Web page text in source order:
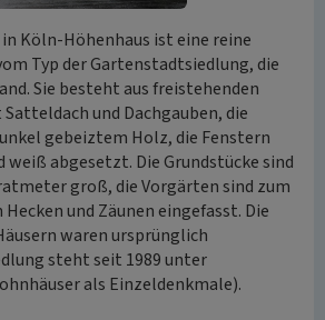
Köln-Höhenhaus ist eine reine
Typ der Gartenstadtsiedlung, die
Sie besteht aus freistehenden
und Dachgauben, die
gebeiztem Holz, die Fenstern
weiß abgesetzt. Die Grundstücke sind
groß, die Vorgärten sind zum
und Zäunen eingefasst. Die
waren ursprünglich
steht seit 1989 unter
als Einzeldenkmale).